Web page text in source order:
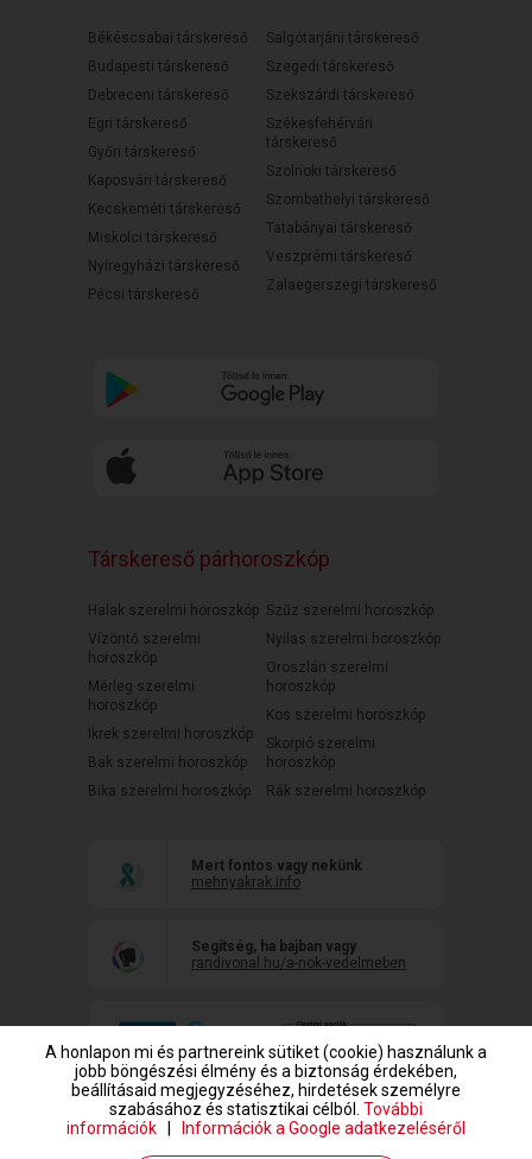
Békéscsabai társkereső
Budapesti társkereső
Debreceni társkereső
Egri társkereső
Győri társkereső
Kaposvári társkereső
Kecskeméti társkereső
Miskolci társkereső
Nyíregyházi társkereső
Pécsi társkereső
Salgótarjáni társkereső
Szegedi társkereső
Szekszárdi társkereső
Székesfehérvári
társkereső
Szolnoki társkereső
Szombathelyi társkereső
Tatabányai társkereső
Veszprémi társkereső
Zalaegerszegi társkereső
Társkereső párhoroszkóp
Halak szerelmi horoszkóp
Vízöntő szerelmi
horoszkóp
Mérleg szerelmi
horoszkóp
Ikrek szerelmi horoszkóp
Bak szerelmi horoszkóp
Bika szerelmi horoszkóp
Szűz szerelmi horoszkóp
Nyilas szerelmi horoszkóp
Oroszlán szerelmi
horoszkóp
Kos szerelmi horoszkóp
Skorpió szerelmi
horoszkóp
Rák szerelmi horoszkóp
Mert fontos vagy nekünk
mehnyakrak.info
Segítség, ha bajban vagy
randivonal.hu/a-nok-vedelmeben
A honlapon mi és partnereink sütiket (cookie) használunk a
jobb böngészési élmény és a biztonság érdekében,
beállításaid megjegyzéséhez, hirdetések személyre
szabásához és statisztikai célból. További
információk
Információk a Google adatkezeléséről